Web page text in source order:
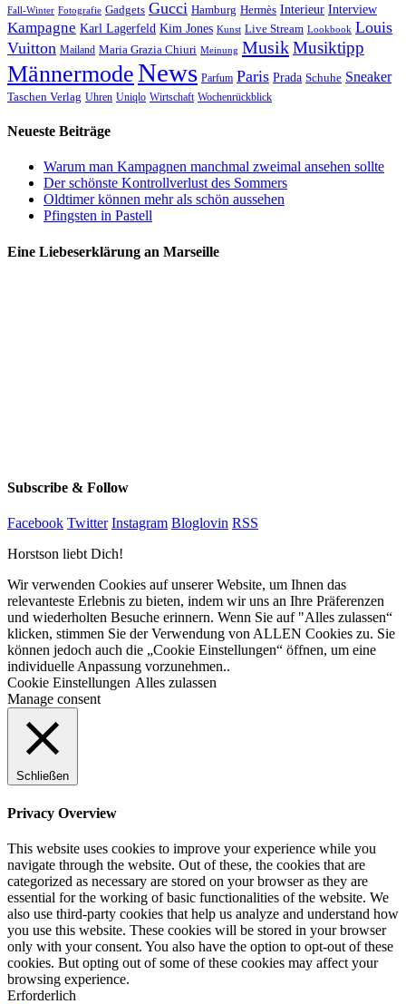
Fall-Winter Fotografie Gadgets Gucci Hamburg Hermès Interieur Interview
Kampagne Karl Lagerfeld Kim Jones Kunst Live Stream Lookbook Louis
Vuitton Mailand Maria Grazia Chiuri Meinung MusikMusiktipp
MännermodeNews Parfum Paris Prada Schuhe Sneaker
Taschen Verlag Uhren Uniqlo Wirtschaft Wochenrückblick
Neueste Beiträge
Warum man Kampagnen manchmal zweimal ansehen sollte
Der schönste Kontrollverlust des Sommers
Oldtimer können mehr als schön aussehen
Pfingsten in Pastell
Eine Liebeserklärung an Marseille
Subscribe & Follow
Facebook Twitter Instagram Bloglovin RSS
Horstson liebt Dich!
Wir verwenden Cookies auf unserer Website, um Ihnen das
relevanteste Erlebnis zu bieten, indem wir uns an Ihre Präferenzen
und wiederholten Besuche erinnern. Wenn Sie auf "Alles zulassen“
klicken, stimmen Sie der Verwendung von ALLEN Cookies zu. Sie
können jedoch auch die „Cookie Einstellungen“ öffnen, um eine
individuelle Anpassung vorzunehmen..
Cookie Einstellungen Alles zulassen
Manage consent
Schließen
Privacy Overview
This website uses cookies to improve your experience while you
navigate through the website. Out of these, the cookies that are
categorized as necessary are stored on your browser as they are
essential for the working of basic functionalities of the website. We
also use third-party cookies that help us analyze and understand how
you use this website. These cookies will be stored in your browser
only with your consent. You also have the option to opt-out of these
cookies. But opting out of some of these cookies may affect your
browsing experience.
Erforderlich